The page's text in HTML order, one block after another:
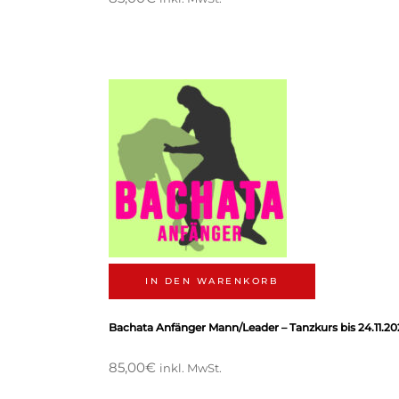
IN DEN WARENKORB
Bachata Anfänger Mann/Leader – Tanzkurs bis
85,00€ inkl. MwSt.